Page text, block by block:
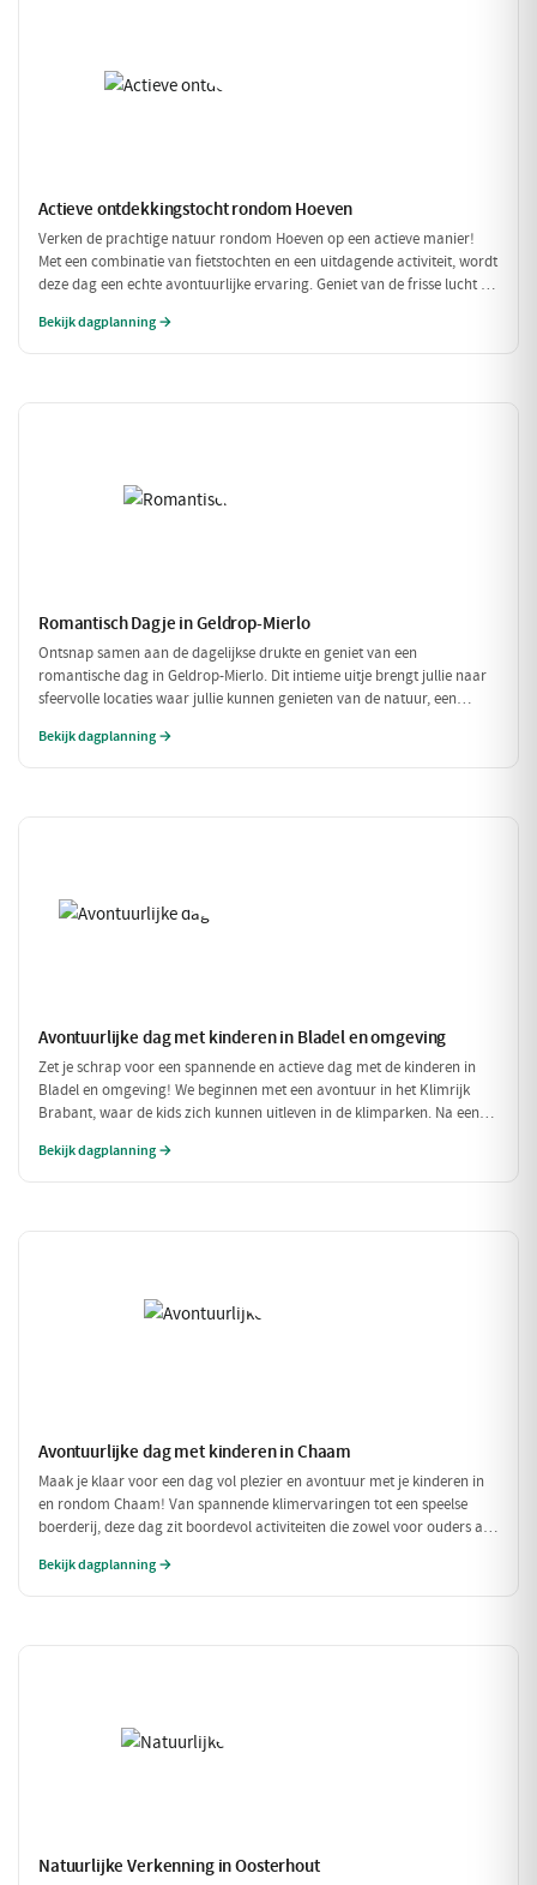
Actieve ontdekkingstocht rondom Hoeven
Verken de prachtige natuur rondom Hoeven op een actieve manier!
Met een combinatie van fietstochten en een uitdagende activiteit, wordt
deze dag een echte avontuurlijke ervaring. Geniet van de frisse lucht en
Bekijk dagplanning →
Romantisch Dagje in Geldrop-Mierlo
Ontsnap samen aan de dagelijkse drukte en geniet van een
romantische dag in Geldrop-Mierlo. Dit intieme uitje brengt jullie naar
sfeervolle locaties waar jullie kunnen genieten van de natuur, een
de omgeving en elkaar.
Bekijk dagplanning →
Avontuurlijke dag met kinderen in Bladel en omgeving
Zet je schrap voor een spannende en actieve dag met de kinderen in
Bladel en omgeving! We beginnen met een avontuur in het Klimrijk
Brabant, waar de kids zich kunnen uitleven in de klimparken. Na een
heerlijke traktatie bij Milly's IJs Boutique, waar je kunt zien hoe het
Bekijk dagplanning →
Avontuurlijke dag met kinderen in Chaam
Maak je klaar voor een dag vol plezier en avontuur met je kinderen in
en rondom Chaam! Van spannende klimervaringen tot een speelse
boerderij, deze dag zit boordevol activiteiten die zowel voor ouders als
gezellige eetgelegenheden!
Bekijk dagplanning →
Natuurlijke Verkenning in Oosterhout